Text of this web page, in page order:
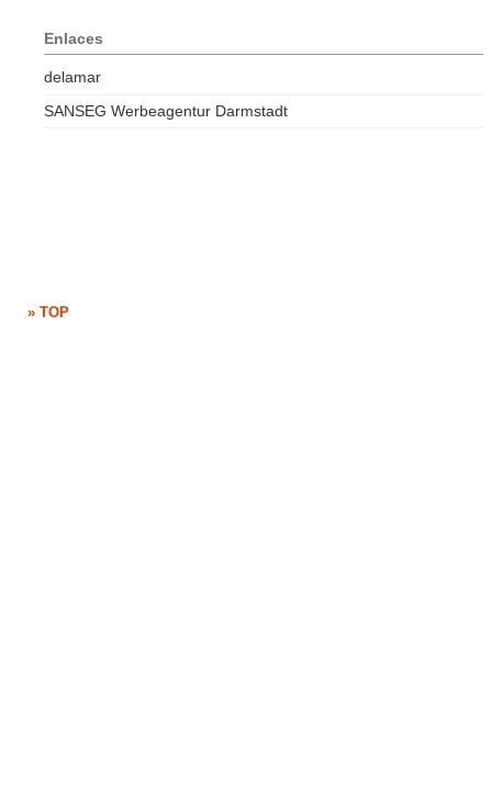
Enlaces
delamar
SANSEG Werbeagentur Darmstadt
» TOP